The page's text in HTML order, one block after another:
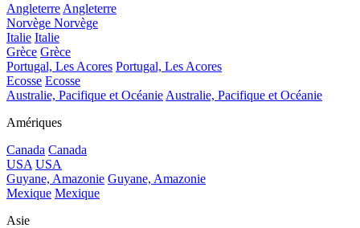
Angleterre Angleterre
Norvège Norvège
Italie Italie
Grèce Grèce
Portugal, Les Acores Portugal, Les Acores
Ecosse Ecosse
Australie, Pacifique et Océanie Australie, Pacifique et Océanie
Amériques
Canada Canada
USA USA
Guyane, Amazonie Guyane, Amazonie
Mexique Mexique
Asie